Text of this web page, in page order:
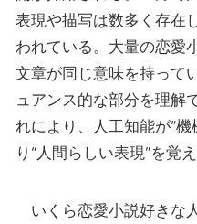
表現や描写は数多く存在
われている。大量の恋愛
文章が同じ意味を持って
ュアンス的な部分を理解
れにより、人工知能が“
り“人間らしい表現”を覚
いくら恋愛小説好きな